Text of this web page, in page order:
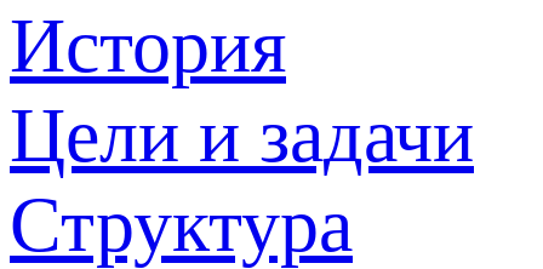
История
Цели и задачи
Структура